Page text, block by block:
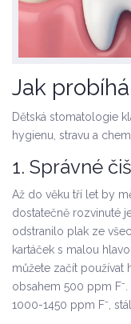
Jak
Dětská stomatologie
hygienu, stravu a
1. Správné
Až do věku tří let by
dostatečně rozvinuté
odstranilo plak ze
kartáček s malou
můžete začít používat
obsahem 500 ppm
1000-1450 ppm F⁻,